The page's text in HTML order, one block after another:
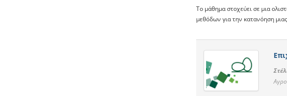
Το μάθημα στοχεύει σε μια
μεθόδων για την κατανόηση